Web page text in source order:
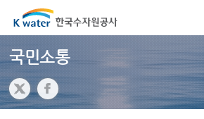
국민소통